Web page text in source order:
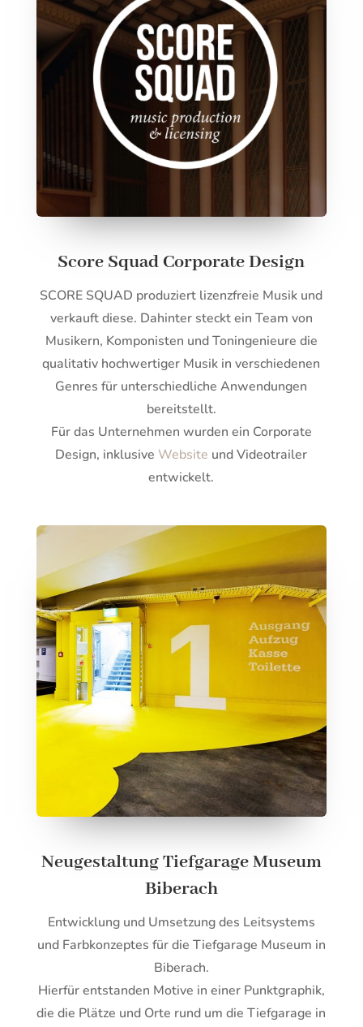
Score Squad Corporate Design
SCORE SQUAD produziert lizenzfreie Musik und
verkauft diese. Dahinter steckt ein Team von
Musikern, Komponisten und Toningenieure die
qualitativ hochwertiger Musik in verschiedenen
Genres für unterschiedliche Anwendungen
bereitstellt.
Für das Unternehmen wurden ein Corporate
Design, inklusive Website und Videotrailer
entwickelt.
Neugestaltung Tiefgarage Museum
Biberach
Entwicklung und Umsetzung des Leitsystems
und Farbkonzeptes für die Tiefgarage Museum in
Biberach.
Hierfür entstanden Motive in einer Punktgraphik,
die die Plätze und Orte rund um die Tiefgarage in